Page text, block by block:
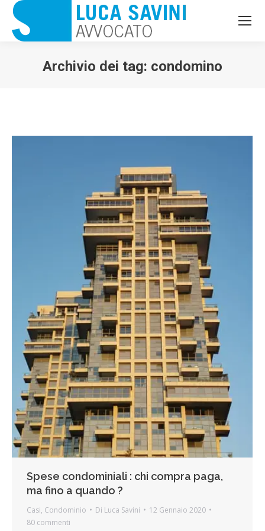
Archivio dei tag: condomino
Spese condominiali : chi compra paga,
ma fino a quando ?
Casi, Condominio Di Luca Savini
12 Gennaio 2020
80 commenti